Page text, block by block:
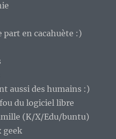
part en cacahuète :)
aussi des humains :)
du logiciel libre
(K/X/Edu/buntu)
geek